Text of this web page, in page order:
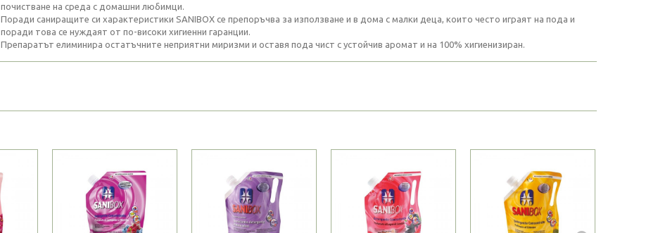
почистване на среда с домашни любимци.
Поради саниращите си характеристики SANIBOX се препоръчва за използване и в дома с малки деца, които често играят на пода и
поради това се нуждаят от по-високи хигиенни гаранции.
Препаратът елиминира остатъчните неприятни миризми и оставя пода чист с устойчив аромат и на 100% хигиенизиран.